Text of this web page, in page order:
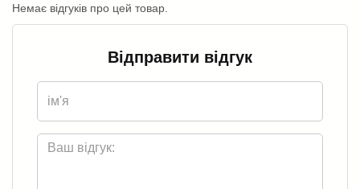
Немає відгуків про цей товар.
Відправити відгук